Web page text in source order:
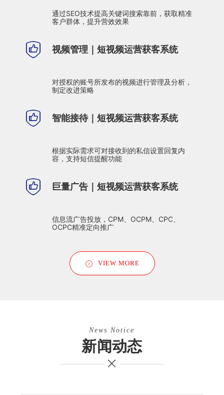
通过SEO技术提高关键词搜索靠前，获取精准
客户群体，提升营效效果
视频管理｜短视频运营获客系统
对授权的账号所发布的视频进行管理及分析，
制定改进策略
智能接待｜短视频运营获客系统
根据实际需求可对接收到的私信设置回复内
容，支持短信提醒功能
巨量广告｜短视频运营获客系统
信息流广告投放，CPM、OCPM、CPC、
OCPC精准定向推广
VIEW MORE
News Notice
新闻动态